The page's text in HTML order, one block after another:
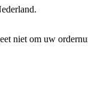
niet om uw